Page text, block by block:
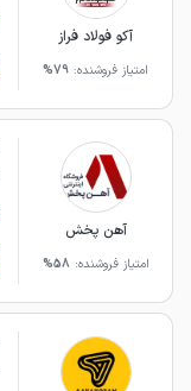
آکو فولاد فراز
امتیاز فروشنده: 79%
آهن پخش
امتیاز فروشنده: 58%